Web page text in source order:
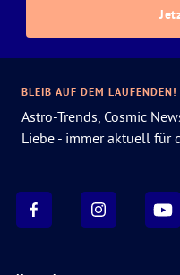
BLEIB AUF DEM LAUFENDEN!
Astro-Trends, Cosmic
Liebe - immer aktuell für